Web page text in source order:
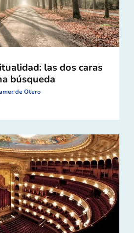
las dos caras
búsqueda
de Otero